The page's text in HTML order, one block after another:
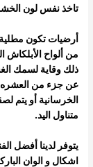
تاخذنفس لون
أرضيات تكون
من ألواح
ذلك وقاية لسمك
عن جزء من العشره
الخرسانية أويتم
متناول اليد.
يتوفر لدينا أفضل
اشكال و الوان